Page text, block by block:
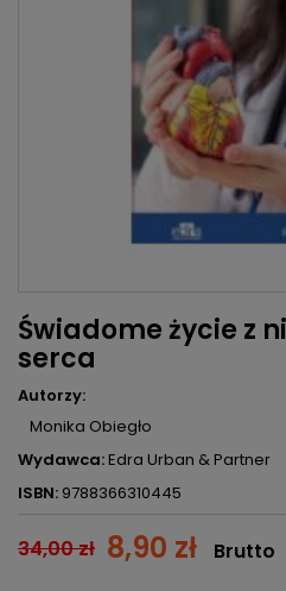
Świadome życie z
serca
Autorzy:
Monika Obiegło
Wydawca:Edra Urban & Partner
ISBN: 9788366310445
34,00 zł 8,90 zł Brutto